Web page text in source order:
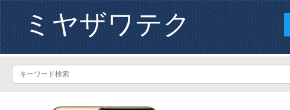
ミヤザワテク